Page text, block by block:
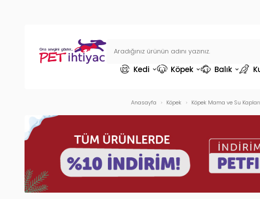
Kedi Köpek Balık
Anasayfa Köpek Köpek Mama ve Su Kapları